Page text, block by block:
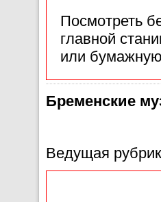
Посмотреть
главной
или
Бременские
Ведущая